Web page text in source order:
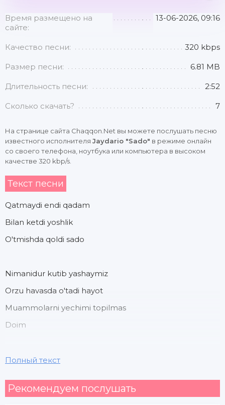
Время размещено на
сайте:
13-06-2026, 09:16
Качество песни: 320 kbps
Размер песни: 6.81 MB
Длительность песни: 2:52
Сколько скачать? 7
На странице сайта Chaqqon.Net вы можете послушать песню
известного исполнителя Jaydario "Sado" в режиме онлайн
со своего телефона, ноутбука или компьютера в высоком
качестве 320 kbp/s.
Текст песни
Qatmaydi endi qadam
Bilan ketdi yoshlik
O'tmishda qoldi sado
Nimanidur kutib yashaymiz
Orzu havasda o'tadi hayot
Muammolarni yechimi topilmas
Doim
Axir erkaksan sanda najot
Tarbiya beradi ko'cha hayot
Полный текст
Рекомендуем послушать